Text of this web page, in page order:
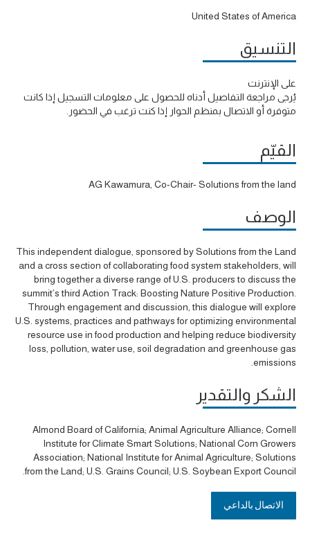
United States of America
التنسيق
على الإنترنت
يُرجى مراجعة التفاصيل أدناه للحصول على معلومات التسجيل إذا كانت
متوفرة أو الاتصال بمنظم الحوار إذا كنت ترغب في الحضور.
القيّم
AG Kawamura, Co-Chair- Solutions from the land
الوصف
This independent dialogue, sponsored by Solutions from the Land
and a cross section of collaborating food system stakeholders, will
bring together a diverse range of U.S. producers to discuss the
summit’s third Action Track: Boosting Nature Positive Production.
Through engagement and discussion, this dialogue will explore
U.S. systems, practices and pathways for optimizing environmental
resource use in food production and helping reduce biodiversity
loss, pollution, water use, soil degradation and greenhouse gas
emissions.
الشكر والتقدير
Almond Board of California; Animal Agriculture Alliance; Cornell
Institute for Climate Smart Solutions; National Corn Growers
Association; National Institute for Animal Agriculture; Solutions
from the Land; U.S. Grains Council; U.S. Soybean Export Council.
الاتصال بالداعي